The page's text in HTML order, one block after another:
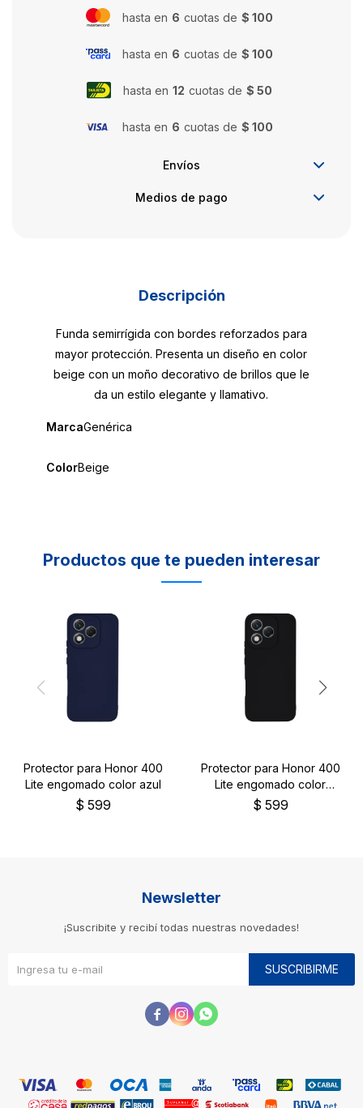
hasta en 6 cuotas de $ 100
hasta en 6 cuotas de $ 100
hasta en 12 cuotas de $ 50
hasta en 6 cuotas de $ 100
Envíos
Medios de pago
Descripción
Funda semirrígida con bordes reforzados para
mayor protección. Presenta un diseño en color
beige con un moño decorativo de brillos que le
da un estilo elegante y llamativo.
MarcaGenérica
ColorBeige
Productos que te pueden interesar
Protector para Honor 400
Lite engomado color azul
$ 599
Protector para Honor 400
Lite engomado color
negro
$ 599
Newsletter
¡Suscribite y recibí todas nuestras novedades!
SUSCRIBIRME
  